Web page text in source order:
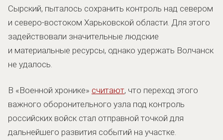
Сырский, пыталось сохранить контроль над севером
и северо-востоком Харьковской области. Для этого
задействовали значительные людские
и материальные ресурсы, однако удержать Волчанск
не удалось.
В «Военной хронике» считают, что переход этого
важного оборонительного узла под контроль
российских войск стал отправной точкой для
дальнейшего развития событий на участке.